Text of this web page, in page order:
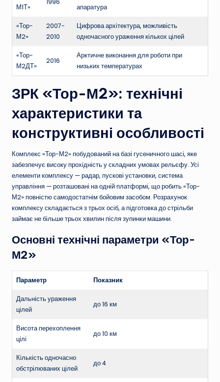
М1Т»
апаратура
«Тор-
М2»
2007-
2010
Цифрова архітектура, можливість
одночасного ураження кількох цілей
«Тор-
М2ДТ»
2016
Арктичне виконання для роботи при
низьких температурах
ЗРК «Тор-М2»: технічні
характеристики та
конструктивні особливості
Комплекс «Тор-М2» побудований на базі гусеничного шасі, яке
забезпечує високу прохідність у складних умовах рельєфу. Усі
елементи комплексу — радар, пускові установки, система
управління — розташовані на одній платформі, що робить «Тор-
М2» повністю самодостатнім бойовим засобом. Розрахунок
комплексу складається з трьох осіб, а підготовка до стрільби
займає не більше трьох хвилин після зупинки машини.
Основні технічні параметри «Тор-
М2»
Параметр Показник
Дальність ураження
цілей
до 16 км
Висота перехоплення
цілі
до 10 км
Кількість одночасно
обстрілюваних цілей
до 4